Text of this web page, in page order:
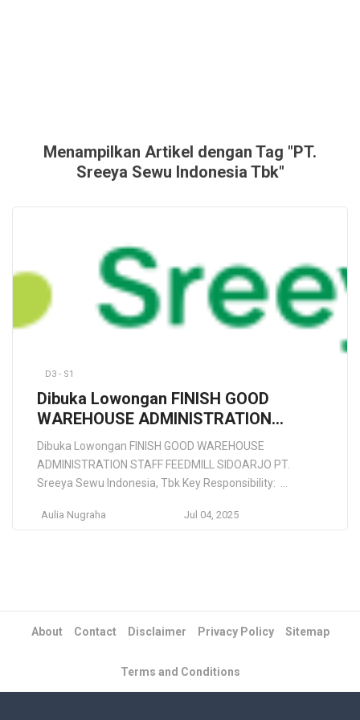
Menampilkan Artikel dengan Tag "PT.
Sreeya Sewu Indonesia Tbk"
D3 - S1
Dibuka Lowongan FINISH GOOD
WAREHOUSE ADMINISTRATION
STAFF FEEDMILL SIDOARJO, PT.
Sreeya Sewu Indonesia, Tbk – Juli
2025
Dibuka Lowongan FINISH GOOD WAREHOUSE
ADMINISTRATION STAFF FEEDMILL SIDOARJO PT.
Sreeya Sewu Indonesia, Tbk Key Responsibility:
distribusi bahan baku terpakai (bahan baku & barang
Aulia Nugraha Jul 04, 2025
About Contact Disclaimer Privacy Policy Sitemap
Terms and Conditions